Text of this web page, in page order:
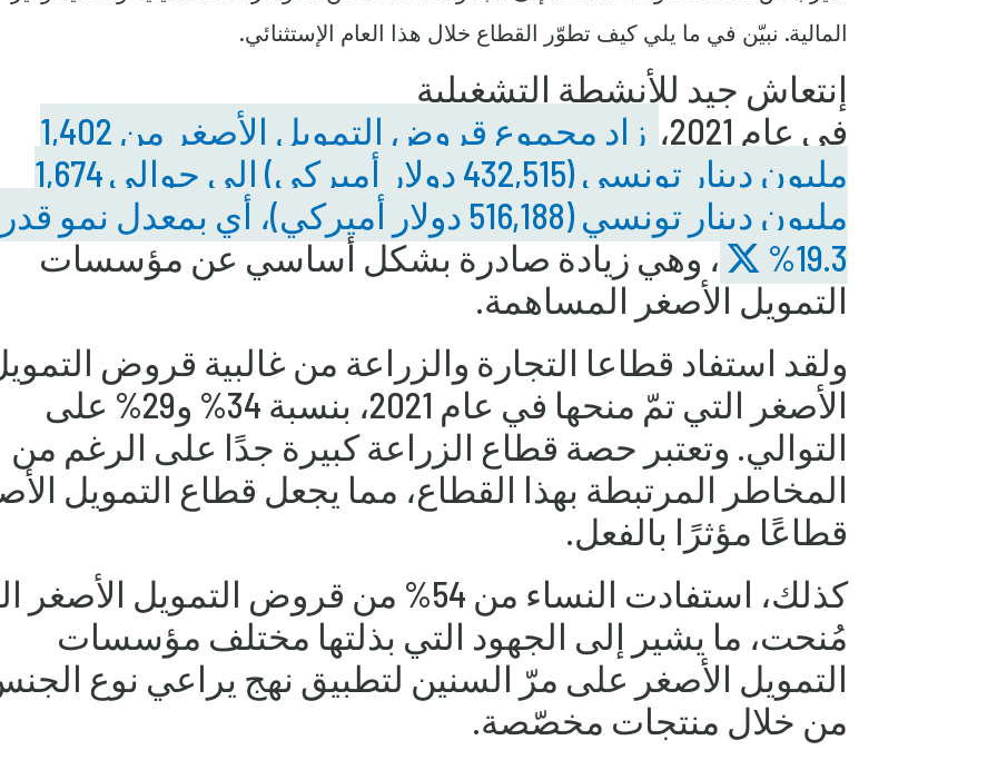
المالية. نبيّن في ما يلي كيف تطوّر القطاع خلال هذا العام الإستثنائي.
إنتعاش جيد للأنشطة التشغيلية
في عام 2021،
زاد مجموع قروض التمويل الأصغر من 1,402
مليون دينار تونسي (432,515 دولار أميركي) إلى حوالي 1,674
مليون دينار تونسي (516,188 دولار أميركي)، أي بمعدل نمو
19.3%
، وهي زيادة صادرة بشكل أساسي عن مؤسسات
التمويل الأصغر المساهمة.
ولقد استفاد قطاعا التجارة والزراعة من غالبية قروض
الأصغر التي تمّ منحها في عام 2021، بنسبة 34% و29% على
التوالي. وتعتبر حصة قطاع الزراعة كبيرة جدًا على الرغم من
المخاطر المرتبطة بهذا القطاع، مما يجعل قطاع التمويل
قطاعًا مؤثرًا بالفعل.
كذلك، استفادت النساء من 54% من قروض التمويل
مُنحت، ما يشير إلى الجهود التي بذلتها مختلف مؤسسات
التمويل الأصغر على مرّ السنين لتطبيق نهج يراعي نوع
من خلال منتجات مخصّصة.